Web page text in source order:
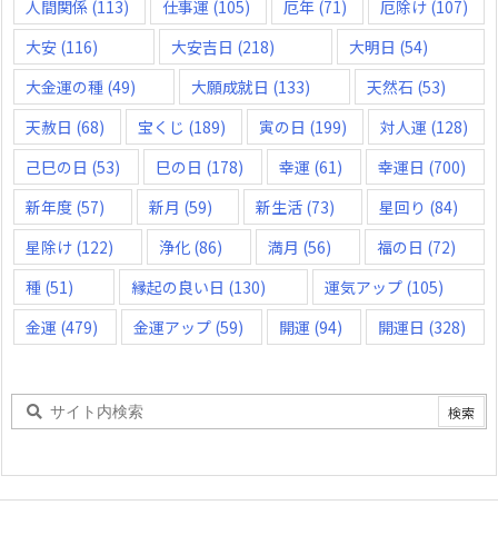
人間関係 (113) 仕事運 (105) 厄年 (71) 厄除け (107)
大安 (116) 大安吉日 (218) 大明日 (54)
大金運の種 (49) 大願成就日 (133) 天然石 (53)
天赦日 (68) 宝くじ (189) 寅の日 (199) 対人運 (128)
己巳の日 (53) 巳の日 (178) 幸運 (61) 幸運日 (700)
新年度 (57) 新月 (59) 新生活 (73) 星回り (84)
星除け (122) 浄化 (86) 満月 (56) 福の日 (72)
種 (51) 縁起の良い日 (130) 運気アップ(105)
金運 (479) 金運アップ (59) 開運 (94) 開運日 (328)